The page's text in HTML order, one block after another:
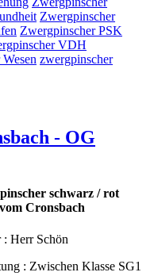
Zwergpinscher
Zwergpinscher PSK
VDH
zwergpinscher
- OG
schwarz / rot
Cronsbach
: Herr Schön
: Zwischen Klasse SG1